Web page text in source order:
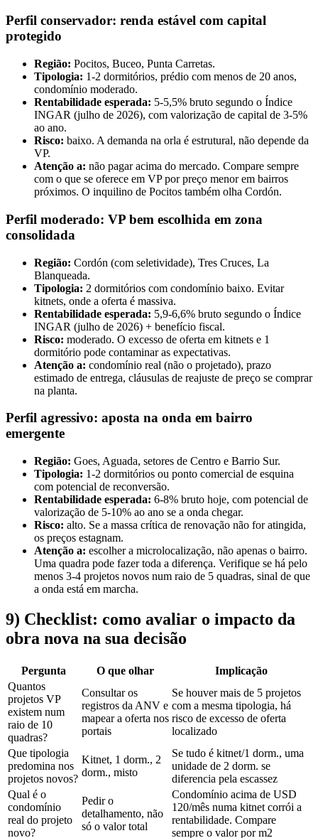
Perfil conservador: renda estável com capital
protegido
Região: Pocitos, Buceo, Punta Carretas.
Tipologia: 1-2 dormitórios, prédio com menos de 20 anos,
condomínio moderado.
Rentabilidade esperada: 5-5,5% bruto segundo o Índice
INGAR (julho de 2026), com valorização de capital de 3-5%
ao ano.
Risco: baixo. A demanda na orla é estrutural, não depende da
VP.
Atenção a: não pagar acima do mercado. Compare sempre
com o que se oferece em VP por preço menor em bairros
próximos. O inquilino de Pocitos também olha Cordón.
Perfil moderado: VP bem escolhida em zona
consolidada
Região: Cordón (com seletividade), Tres Cruces, La
Blanqueada.
Tipologia: 2 dormitórios com condomínio baixo. Evitar
kitnets, onde a oferta é massiva.
Rentabilidade esperada: 5,9-6,6% bruto segundo o Índice
INGAR (julho de 2026) + benefício fiscal.
Risco: moderado. O excesso de oferta em kitnets e 1
dormitório pode contaminar as expectativas.
Atenção a: condomínio real (não o projetado), prazo
estimado de entrega, cláusulas de reajuste de preço se comprar
na planta.
Perfil agressivo: aposta na onda em bairro
emergente
Região: Goes, Aguada, setores de Centro e Barrio Sur.
Tipologia: 1-2 dormitórios ou ponto comercial de esquina
com potencial de reconversão.
Rentabilidade esperada: 6-8% bruto hoje, com potencial de
valorização de 5-10% ao ano se a onda chegar.
Risco: alto. Se a massa crítica de renovação não for atingida,
os preços estagnam.
Atenção a: escolher a microlocalização, não apenas o bairro.
Uma quadra pode fazer toda a diferença. Verifique se há pelo
menos 3-4 projetos novos num raio de 5 quadras, sinal de que
a onda está em marcha.
9) Checklist: como avaliar o impacto da
obra nova na sua decisão
Pergunta O que olhar
Implicação
Quantos
projetos VP
existem num
raio de 10
quadras?
Consultar os
registros da ANV e
mapear a oferta nos
portais
Se houver mais de 5 projetos
com a mesma tipologia, há
risco de excesso de oferta
localizado
Que tipologia
predomina nos
projetos novos?
Kitnet, 1 dorm., 2
dorm., misto
Se tudo é kitnet/1 dorm., uma
unidade de 2 dorm. se
diferencia pela escassez
Qual é o
condomínio
real do projeto
novo?
Pedir o
detalhamento, não
só o valor total
Condomínio acima de USD
120/mês numa kitnet corrói a
rentabilidade. Compare
sempre o valor por m2